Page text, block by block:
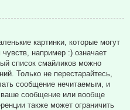
картинки, которые могут
например :) означает
список смайликов можно
Только не перестарайтесь,
сообщение нечитаемым, и
ваше сообщение или вообще
также может ограничить